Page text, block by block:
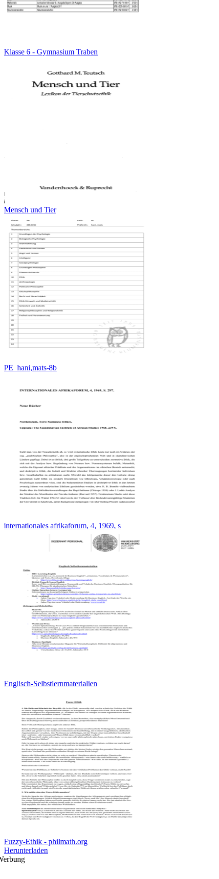
Klasse 6 - Gymnasium Traben
Mensch und Tier
PE_hani,mats-8b
internationales afrikaforum, 4, 1969, s
Englisch-Selbstlernmaterialien
Fuzzy-Ethik - philmath.org
Herunterladen